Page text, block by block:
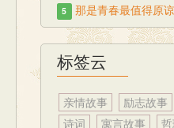
5 那是青春最值得原
标签云
亲情故事 励志故事
诗词
寓言故事